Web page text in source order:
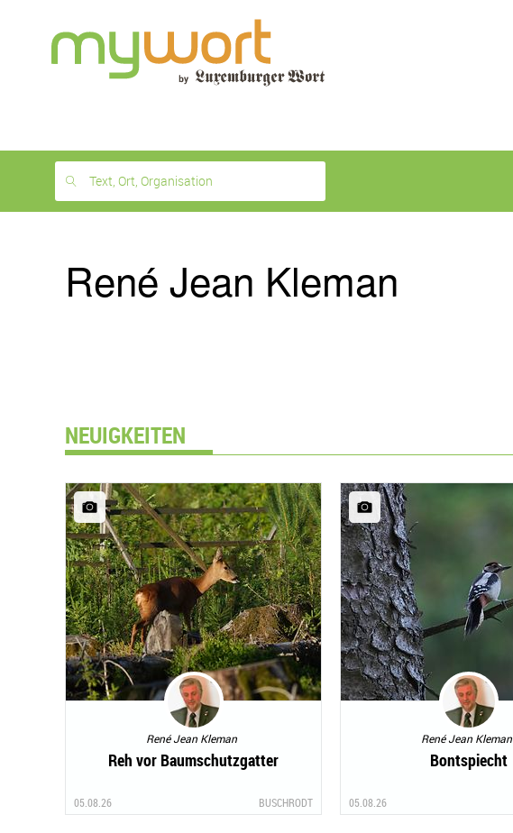
month
free
Text, Ort, Organisation
René Jean Kleman
NEUIGKEITEN
René Jean Kleman
Reh vor Baumschutzgatter
05.08.26 BUSCHRODT
René Jean Kleman
Bontspiecht
05.08.26